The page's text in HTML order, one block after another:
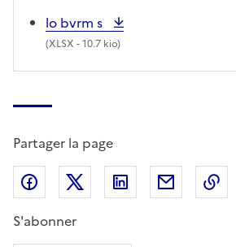
lo bvrm s
(XLSX - 10.7 kio)
Partager la page
Partager sur Facebook
Partager sur X
Partager sur
S'abonner